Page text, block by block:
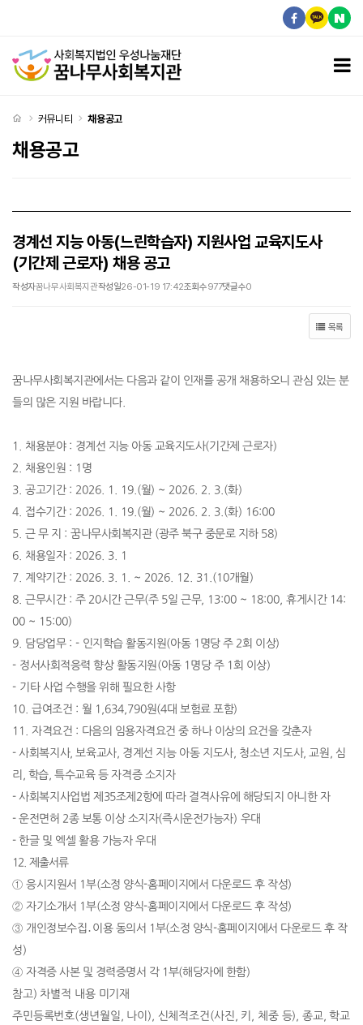
경계선 지능 아동(느린학습자) 지원사업 교육지도사(기간제 근로자) 채용 공고 > 채용공고
처음으로
커뮤니티 채용공고
채용공고
경계선 지능 아동(느린학습자) 지원사업 교육지도사
(기간제 근로자) 채용 공고
작성자꿈나무사회복지관작성일26-01-19 17:42조회수977댓글수0
목록
꿈나무사회복지관에서는 다음과 같이 인재를 공개 채용하오니 관심 있는 분
들의 많은 지원 바랍니다.
1. 채용분야 : 경계선 지능 아동 교육지도사(기간제 근로자)
2. 채용인원 : 1 명
3. 공고기간 : 2026. 1. 19.(월) ~ 2026. 2. 3.(화)
4. 접수기간 : 2026. 1. 19.(월) ~ 2026. 2. 3.(화) 16:00
5. 근 무 지 : 꿈나무사회복지관 (광주 북구 중문로 지하 58)
6. 채용일자 : 2026. 3. 1
7. 계약기간 : 2026. 3. 1. ~ 2026. 12. 31.(10개월)
8. 근무시간 : 주 20시간 근무(주 5일 근무, 13:00 ~ 18:00, 휴게시간 14:
00 ~ 15:00)
9. 담당업무 : - 인지학습 활동지원(아동 1 명당 주 2회 이상)
- 정서사회적응력 향상 활동지원(아동 1 명당 주 1 회 이상)
- 기타 사업 수행을 위해 필요한 사항
10. 급여조건 : 월 1,634,790원(4대 보험료 포함)
11. 자격요건 : 다음의 임용자격요건 중 하나 이상의 요건을 갖춘자
-사회복지사,보육교사, 경계선 지능 아동 지도사, 청소년 지도사,교원 , 심
리 , 학습,특수교육 등 자격증 소지자
- 사회복지사업법 제 35조제 2항에 따라 결격사유에 해당되지 아니한 자
- 운전면허 2종 보통 이상 소지자(즉시운전가능자) 우대
- 한글 및 엑셀 활용 가능자 우대
12. 제출서류
① 응시지원서 1 부(소정 양식-홈페이지에서 다운로드 후 작성)
② 자기소개서 1 부(소정 양식-홈페이지에서 다운로드 후 작성)
③ 개인정보수집․ 이용 동의서 1 부(소정 양식-홈페이지에서 다운로드 후 작
성)
④ 자격증 사본 및 경력증명서 각 1 부(해당자에 한함)
참고) 차별적 내용 미기재
주민등록번호(생년월일 , 나이 ), 신체적조건(사진 , 키 , 체중 등), 종교,학교